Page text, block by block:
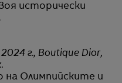
исторически
г., Boutique Dior,
на Олимпийските и